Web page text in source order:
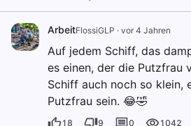
ArbeitFlossiGLP · vor 4 Jahren
Auf jedem Schiff, das
es einen, der die Putzfrau
Schiff auch noch so klein,
Putzfrau sein. 😂🤣
18 9 0 1042